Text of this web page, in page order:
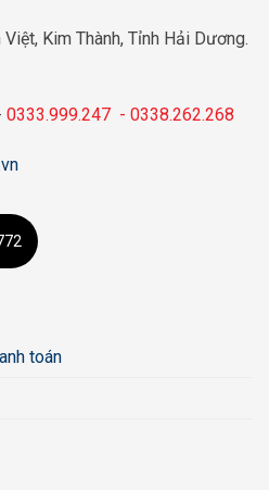
Kim Thành, Tỉnh Hải Dương.
0333.999.247 - 0338.262.268
toán